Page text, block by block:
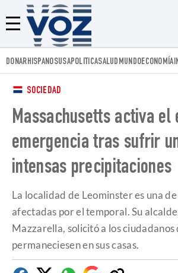
Menú
Voz.us
DONARHISPANOSUSAPOLITICASALUD MUNDOECONOMÍA
SOCIEDAD
Massachusetts activa el
emergencia tras sufrir
intensas precipitaciones
La localidad de Leominster es una de
afectadas por el temporal. Su
Mazzarella, solicitó a los ciudadanos
permaneciesen en sus casas.